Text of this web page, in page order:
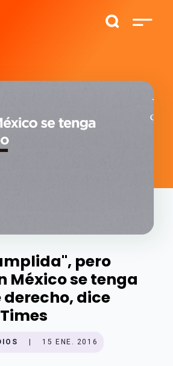
pero
México se tenga
derecho, dice
15 ENE. 2016